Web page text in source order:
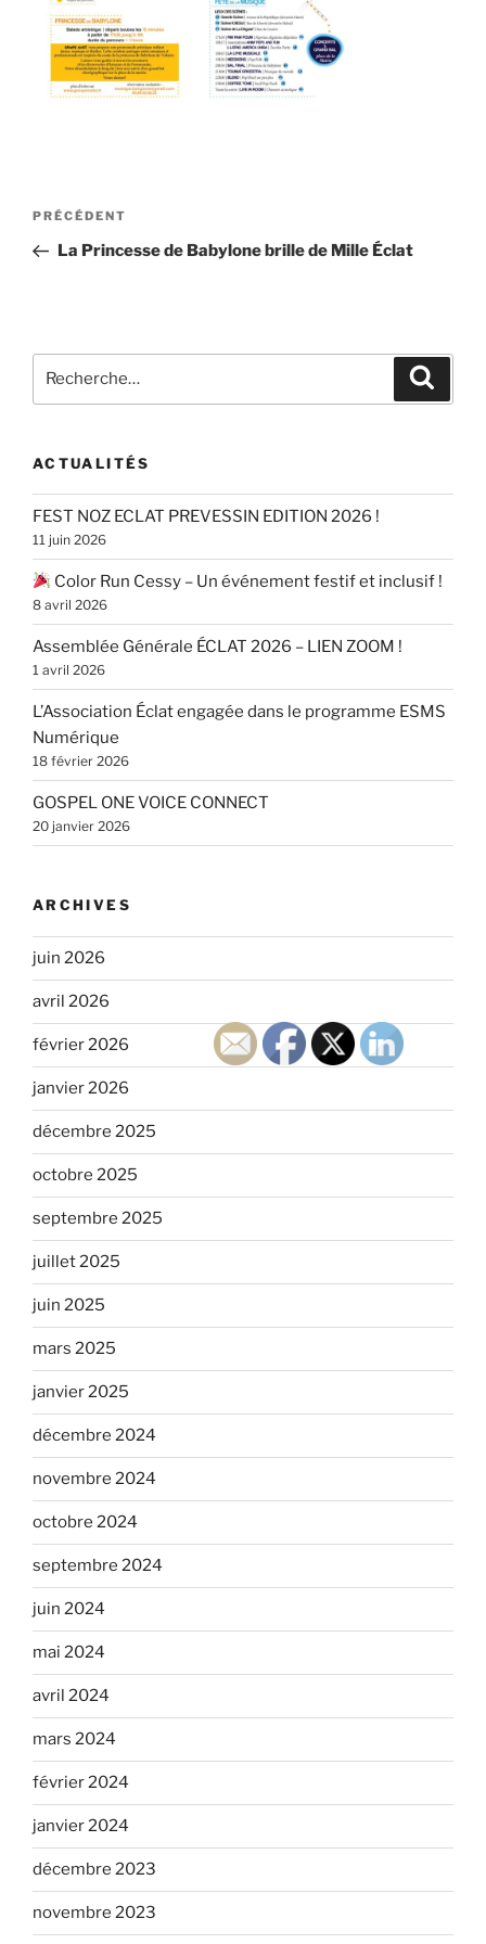
Navigation
l’article
Article
précédent
PRÉCÉDENT
La Princesse de Babylone brille de Mille Éclat
pour
ACTUALITÉS
FEST NOZ ECLAT PREVESSIN EDITION 2026 !
11 juin 2026
Color Run Cessy – Un événement festif et inclusif !
8 avril 2026
Assemblée Générale ÉCLAT 2026 – LIEN ZOOM !
1 avril 2026
L’Association Éclat engagée dans le programme ESMS
Numérique
18 février 2026
GOSPEL ONE VOICE CONNECT
20 janvier 2026
ARCHIVES
juin 2026
avril 2026
février 2026
janvier 2026
décembre 2025
octobre 2025
septembre 2025
juillet 2025
juin 2025
mars 2025
janvier 2025
décembre 2024
novembre 2024
octobre 2024
septembre 2024
juin 2024
mai 2024
avril 2024
mars 2024
février 2024
janvier 2024
décembre 2023
novembre 2023